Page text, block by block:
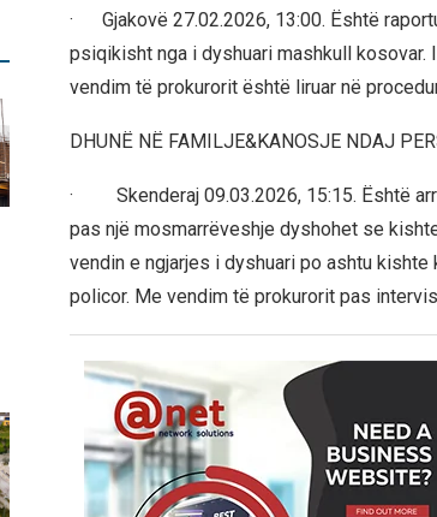
· Gjakovë 27.02.2026, 13:00. Është
psiqikisht nga i dyshuari mashkull
vendim të prokurorit është liruar në
DHUNË NË FAMILJE&KANOSJE NDAJ
· Skenderaj 09.03.2026, 15:15. Është
pas një mosmarrëveshje dyshohet se
vendin e ngjarjes i dyshuari po ashtu
policor. Me vendim të prokurorit pas